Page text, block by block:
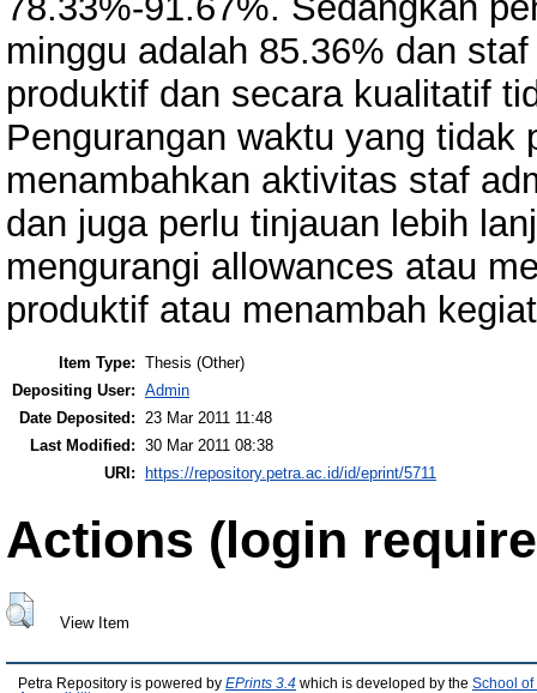
minggu adalah 85.36% dan
produktif dan secara kualitatif
Pengurangan waktu yang tidak
menambahkan aktivitas staf
dan juga perlu tinjauan lebih
mengurangi allowances atau
produktif atau menambah
Item Type: Thesis (Other)
Depositing User: Admin
Date Deposited:
23 Mar 2011 11:48
Last Modified: 30 Mar 2011 08:38
URI: https://repository.petra.ac.id/id/eprint/5711
Actions (login
View Item
Petra Repository is powered by EPrints 3.4 which is developed by the School of